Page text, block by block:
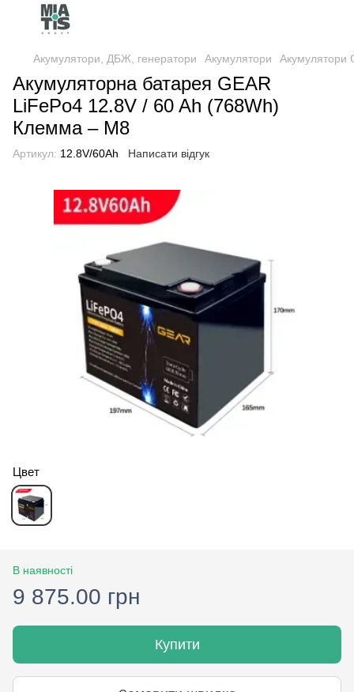
Акумулятори, ДБЖ, генератори Акумулятори Акумулятори
Акумуляторна батарея GEAR
LiFePo4 12.8V / 60 Ah (768Wh)
Клемма – M8
Артикул: 12.8V/60Ah Написати відгук
Цвет
В наявності
9 875.00 грн
Купити